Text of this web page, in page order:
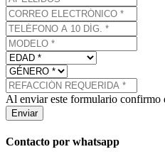
Al enviar este formulario confirmo
Enviar
Contacto por whatsapp